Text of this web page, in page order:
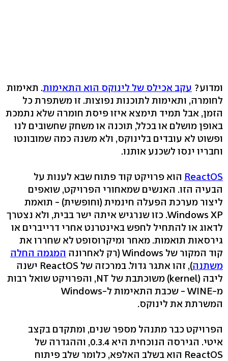
ומדוע? עקב אכילס של לינוקס הוא התאימות. תאימות
לחומרה, ותאימות לתוכנות נפוצות. זו משתפרת כל
הזמן, אבל תמיד תימצא איזו פיסת חומרה שלא נתמכת
באופן מושלם או בכלל, תוכנה או משחק שחשובים לנו
ופשוט לא עובדים בלינוקס, ולא משנה כמה שמובונטו
וחבריו ינסו לשכנע אותנו.
ReactOS הוא פרויקט קוד פתוח שבא לענות על
הבעיה הזו. האנשים שמאחורי הפרויקט, שואפים
ליצור מערכת הפעלה חינמית (וחופשית) - תואמת
Windows XP. כזו שנרגיש איתה ישר בבית, ולא נצטרך
לדאוג או להתחיל לחפש באינטרנט אחרי דרייברים או
גירסאות תואמות. מאחר ומיקרוסופט לא שחררו את
קוד המקור של Windows (רק לאחרונה
המגמה החלה
משתנה
), זהו אתגר גדול. במרכזה של ReactOS ישנה
ליבה (kernel) משוכתבת של NT, והפרויקט שואל רבות
מ-WINE - שכבת התאימות ל-Windows
המשרתת את לינוקס.
הפרויקט כבר מתנהל מספר שנים, ומתקדם בקצב
איטי. הגירסה הנוכחית היא 0.3.4, וההגדרה של
ReactOS הוא בשלב האלפא, כלומר שלב פיתוח